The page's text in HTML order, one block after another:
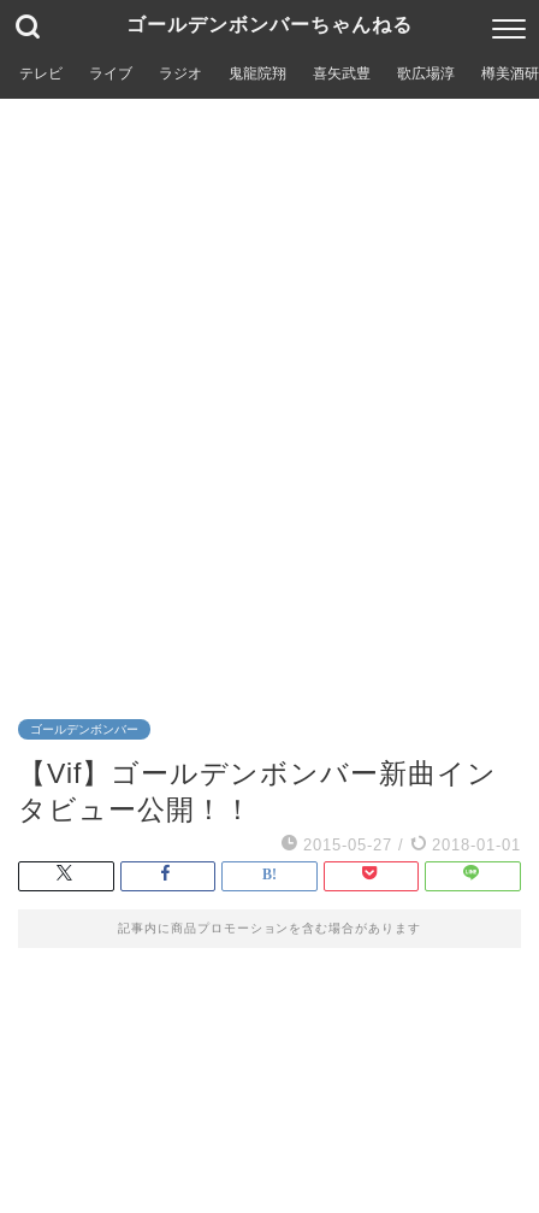
ゴールデンボンバーちゃんねる
テレビ ライブ ラジオ 鬼龍院翔 喜矢武豊 歌広場淳 樽美酒
ゴールデンボンバー
【Vif】ゴールデンボンバー新曲イン
タビュー公開！！
2015-05-27 / 2018-01-01
記事内に商品プロモーションを含む場合があります